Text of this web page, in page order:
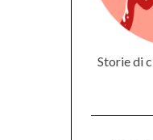
Storie di